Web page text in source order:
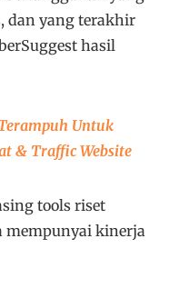
dan yang terakhir
hasil
Untuk
& Traffic Website
tools riset
mempunyai kinerja